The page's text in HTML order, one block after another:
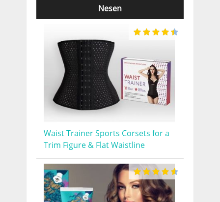
Nesen
Waist Trainer Sports Corsets for a
Trim Figure & Flat Waistline